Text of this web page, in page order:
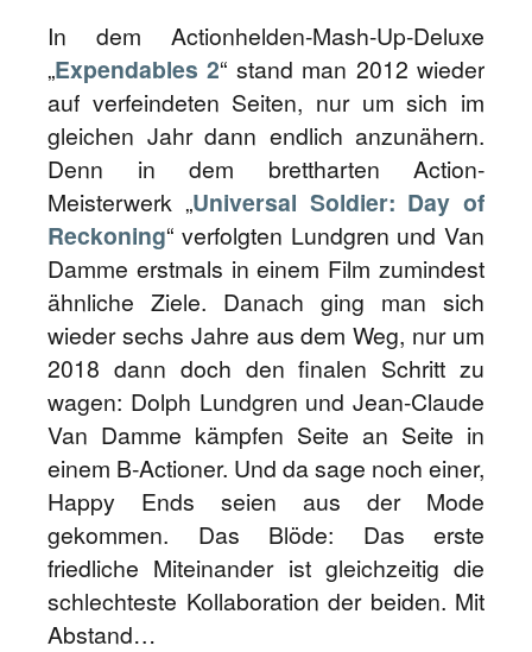
In dem Actionhelden-Mash-Up-Deluxe
„Expendables 2“ stand man 2012 wieder
auf verfeindeten Seiten, nur um sich im
gleichen Jahr dann endlich anzunähern.
Denn in dem brettharten Action-
Meisterwerk „Universal Soldier: Day of
Reckoning“ verfolgten Lundgren und Van
Damme erstmals in einem Film zumindest
ähnliche Ziele. Danach ging man sich
wieder sechs Jahre aus dem Weg, nur um
2018 dann doch den finalen Schritt zu
wagen: Dolph Lundgren und Jean-Claude
Van Damme kämpfen Seite an Seite in
einem B-Actioner. Und da sage noch einer,
Happy Ends seien aus der Mode
gekommen. Das Blöde: Das erste
friedliche Miteinander ist gleichzeitig die
schlechteste Kollaboration der beiden. Mit
Abstand…